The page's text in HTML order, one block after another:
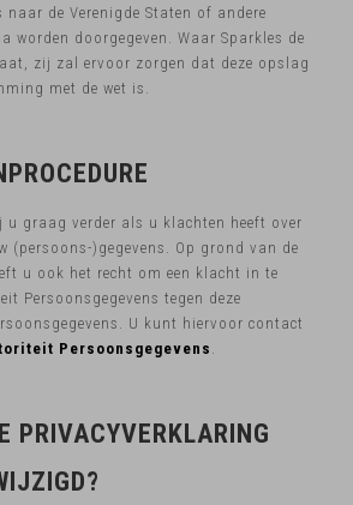
naar de Verenigde Staten of andere
worden doorgegeven. Waar Sparkles de
zij zal ervoor zorgen dat deze opslag
met de wet is.
graag verder als u klachten heeft over
(persoons-)gegevens. Op grond van de
u ook het recht om een klacht in te
Persoonsgegevens tegen deze
U kunt hiervoor contact
Persoonsgegevens .
PRIVACYVERKLARING